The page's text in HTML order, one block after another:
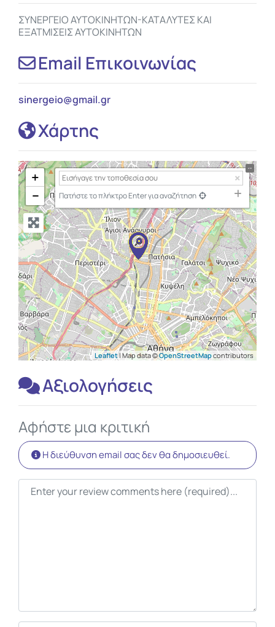
ΣΥΝΕΡΓΕΙΟ ΑΥΤΟΚΙΝΗΤΩΝ-ΚΑΤΑΛΥΤΕΣ ΚΑΙ
ΕΞΑΤΜΙΣΕΙΣ ΑΥΤΟΚΙΝΗΤΩΝ
Email Επικοινωνίας
sinergeio@gmail.gr
Χάρτης
+
−
Πατήστε το πλήκτρο Enter για αναζήτηση
Leaflet| Map data ©OpenStreetMapcontributors
Αξιολογήσεις
Αφήστε μια κριτική
Η διεύθυνση email σας δεν θα δημοσιευθεί.
Κείμενο κριτικής